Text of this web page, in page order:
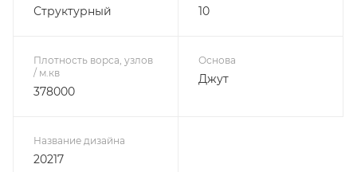
Структурный 10
Плотность ворса, узлов
/ м.кв
378000
Основа
Джут
Название дизайна
20217